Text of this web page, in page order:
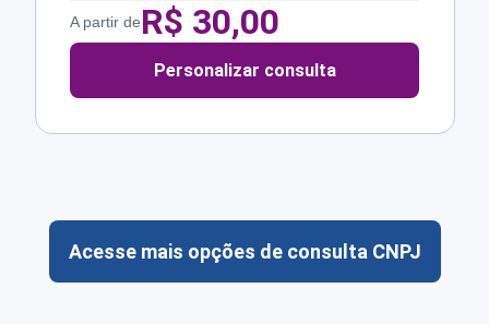
A partir deR$ 30,00
Personalizar consulta
Acesse mais opções de consulta CNPJ